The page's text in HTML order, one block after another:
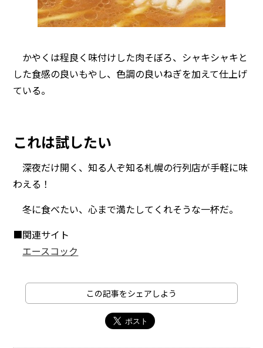
かやくは程良く味付けした肉そぼろ、シャキシャキと
した食感の良いもやし、色調の良いねぎを加えて仕上げ
ている。
これは試したい
深夜だけ開く、知る人ぞ知る札幌の行列店が手軽に味
わえる！
冬に食べたい、心まで満たしてくれそうな一杯だ。
■関連サイト
エースコック
この記事をシェアしよう